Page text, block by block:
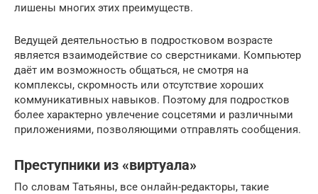
лишены многих этих преимуществ.
Ведущей деятельностью в подростковом возрасте
является взаимодействие со сверстниками. Компьютер
даёт им возможность общаться, не смотря на
комплексы, скромность или отсутствие хороших
коммуникативных навыков. Поэтому для подростков
более характерно увлечение соцсетями и различными
приложениями, позволяющими отправлять сообщения.
Преступники из «виртуала»
По словам Татьяны, все онлайн-редакторы, такие